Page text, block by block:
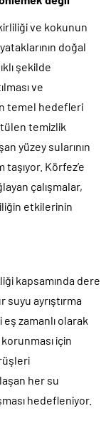
ve kokunun
doğal
şekilde
ve
temel hedefleri
temizlik
yüzey sularının
taşıyor. Körfez’e
çalışmalar,
etkilerinin
kapsamında dere
suyu ayrıştırma
zamanlı olarak
için
her su
hedefleniyor.